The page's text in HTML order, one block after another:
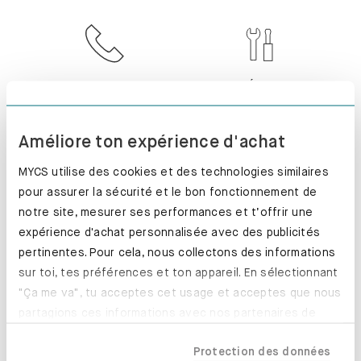
Améliore ton expérience d'achat
MYCS utilise des cookies et des technologies similaires
pour assurer la sécurité et le bon fonctionnement de
notre site, mesurer ses performances et t’offrir une
expérience d'achat personnalisée avec des publicités
pertinentes. Pour cela, nous collectons des informations
sur toi, tes préférences et ton appareil. En sélectionnant
"Ça me va", tu acceptes cet usage et acceptes que nous
tes données pourraient être traitées en dehors de l'UE,
Protection des données
!
RETOUR SOUS 100
JOURS
PRODUCTION
EXPRESS